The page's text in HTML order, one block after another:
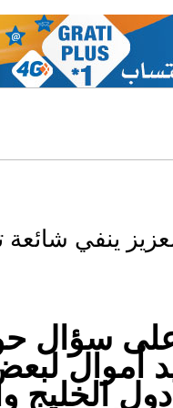
سؤال
أموال
الخليج